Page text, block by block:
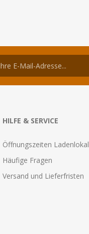
HILFE & SERVICE
Öffnungszeiten Ladenlokal
Häufige Fragen
Versand und Lieferfristen